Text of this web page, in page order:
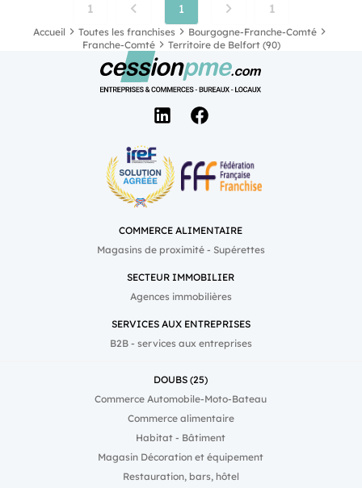
1 1 1
Accueil Toutes les franchises
Bourgogne-Franche-Comté
Franche-Comté
Territoire de Belfort (90)
COMMERCE ALIMENTAIRE
Magasins de proximité - Supérettes
SECTEUR IMMOBILIER
Agences immobilières
SERVICES AUX ENTREPRISES
B2B - services aux entreprises
DOUBS (25)
Commerce Automobile-Moto-Bateau
Commerce alimentaire
Habitat - Bâtiment
Magasin Décoration et équipement
Restauration, bars, hôtel